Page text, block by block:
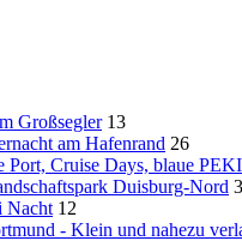
Großsegler 13
am Hafenrand 26
Port, Cruise Days, blaue
Duisburg-Nord
Nacht 12
- Klein und nahezu